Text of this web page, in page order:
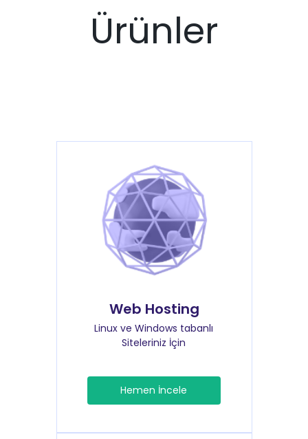
Ürünler
Web Hosting
Linux ve Windows tabanlı
Siteleriniz İçin
Hemen İncele